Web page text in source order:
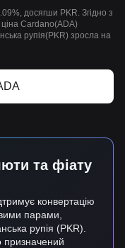
досягши PKR. Згідно з
ціна Cardano(ADA)
рупія(PKR) зросла на
та фіату
конвертацію
парами,
рупія (PKR).
призначений